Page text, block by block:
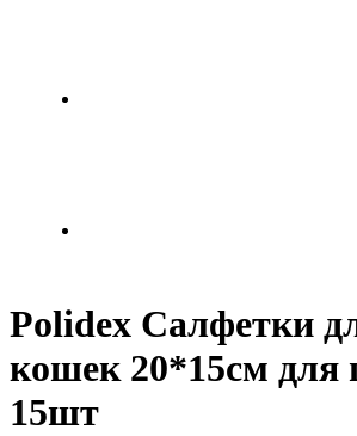
Polidex Салфетки
кошек 20*15см для
15шт